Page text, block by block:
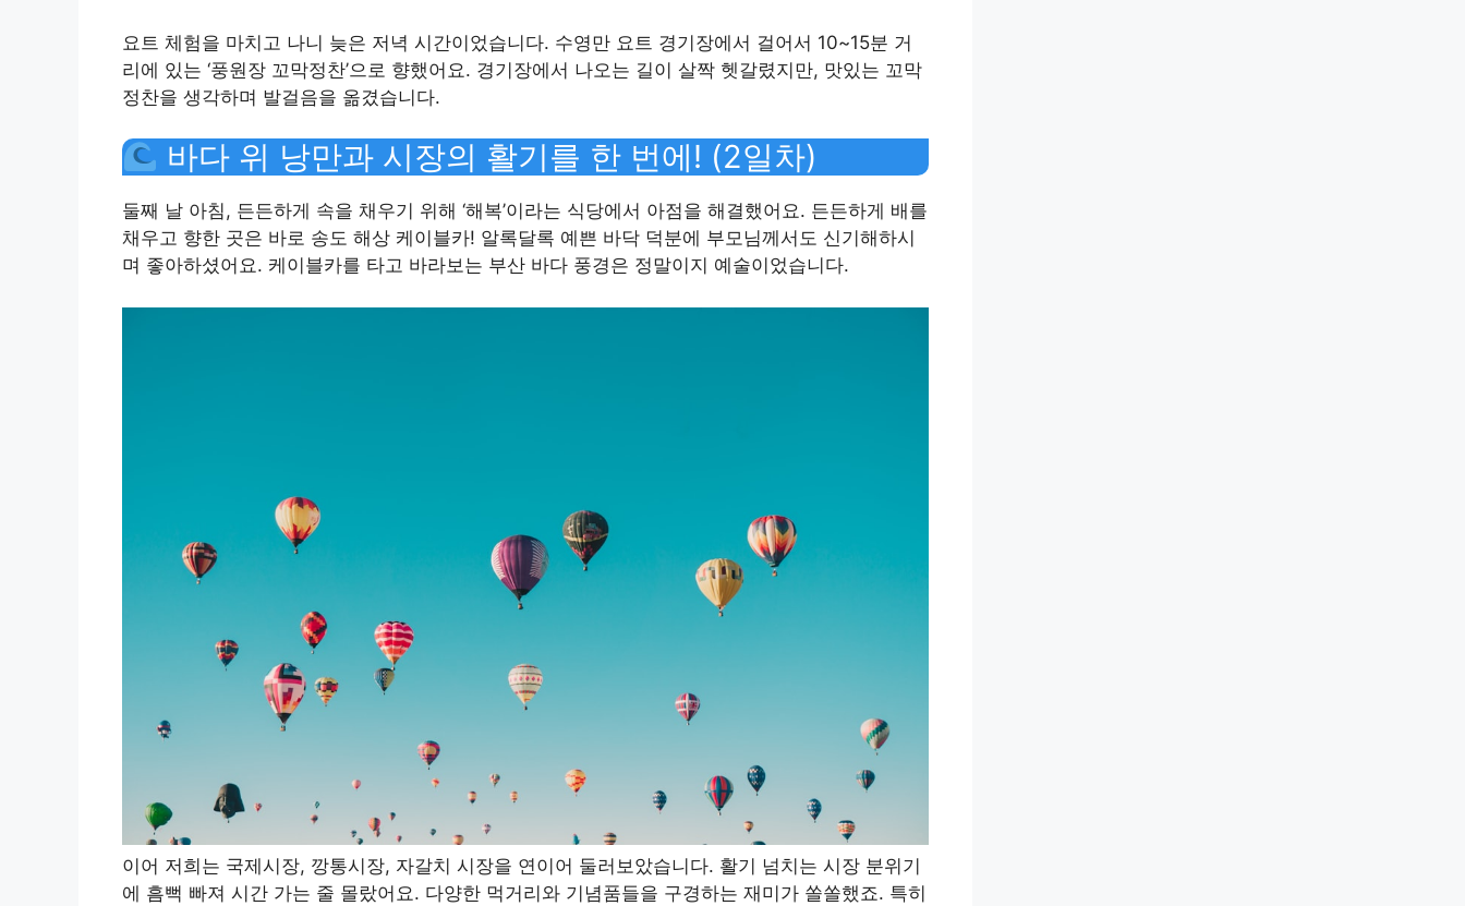
요트 체험을 마치고 나니 늦은 저녁 시간이었습니다. 수영만 요트 경기장에서 걸어서 10~15분 거
리에 있는 ‘풍원장 꼬막정찬’으로 향했어요. 경기장에서 나오는 길이 살짝 헷갈렸지만, 맛있는 꼬막
정찬을 생각하며 발걸음을 옮겼습니다.
바다 위 낭만과 시장의 활기를 한 번에! (2일차)
둘째 날 아침, 든든하게 속을 채우기 위해 ‘해복’이라는 식당에서 아점을 해결했어요. 든든하게 배를
채우고 향한 곳은 바로 송도 해상 케이블카! 알록달록 예쁜 바닥 덕분에 부모님께서도 신기해하시
며 좋아하셨어요. 케이블카를 타고 바라보는 부산 바다 풍경은 정말이지 예술이었습니다.
이어 저희는 국제시장, 깡통시장, 자갈치 시장을 연이어 둘러보았습니다. 활기 넘치는 시장 분위기
에 흠뻑 빠져 시간 가는 줄 몰랐어요. 다양한 먹거리와 기념품들을 구경하는 재미가 쏠쏠했죠. 특히